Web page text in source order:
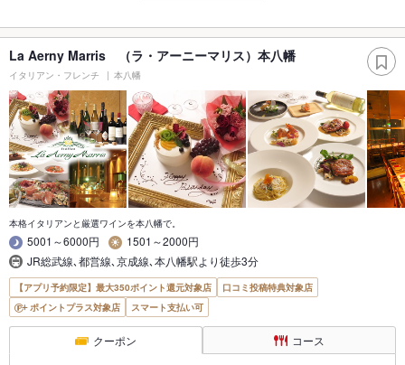
La Aerny Marris （ラ・アーニーマリス）本八幡
イタリアン・フレンチ 本八幡
本格イタリアンと厳選ワインを本八幡で。
5001～6000円
1501～2000円
JR総武線､都営線､京成線､本八幡駅より徒歩3分
【アプリ予約限定】最大350ポイント還元対象店
口コミ投稿特典対象店
ポイントプラス対象店
スマート支払い可
クーポン コース